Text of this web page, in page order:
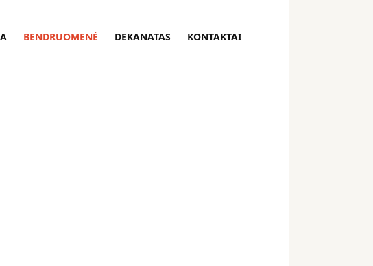
BENDRUOMENĖ DEKANATAS KONTAKTAI